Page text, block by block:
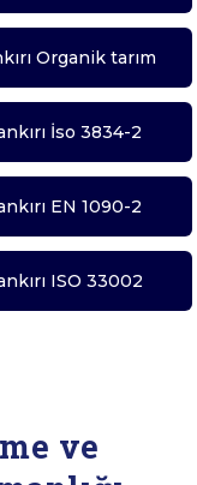
Organik tarım
İso 3834-2
EN 1090-2
ISO 33002
ve